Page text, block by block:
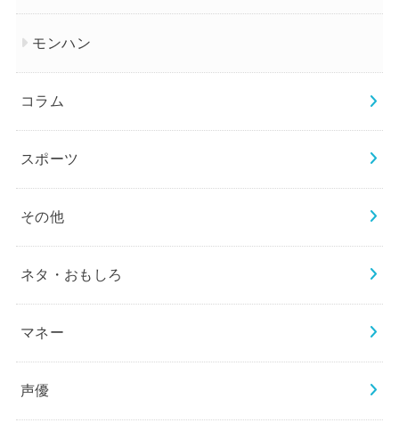
モンハン
コラム
スポーツ
その他
ネタ・おもしろ
マネー
声優